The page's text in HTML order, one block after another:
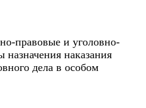
правовые и уголовно-
назначения наказания
дела в особом